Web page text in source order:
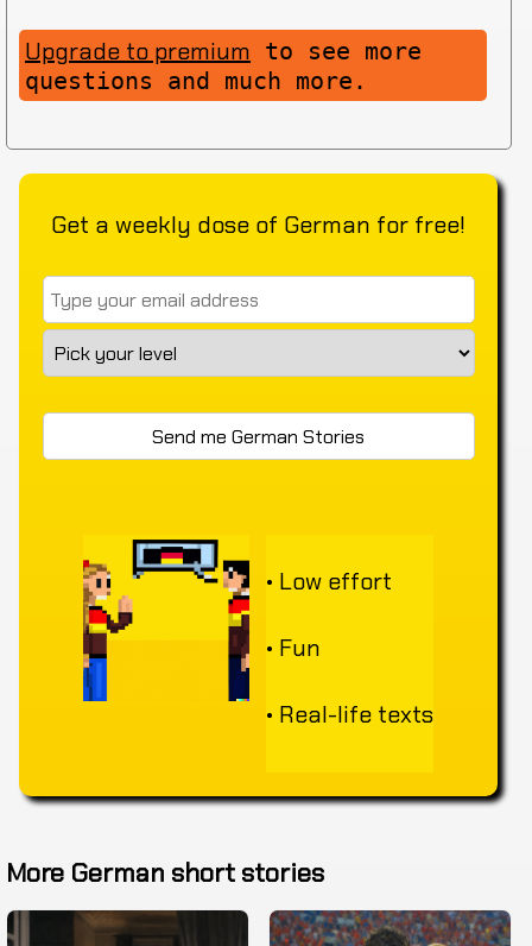
Upgrade to premium to see more
questions and much more.
Get a weekly dose of German for free!
• Low effort
• Fun
• Real-life texts
More German short stories